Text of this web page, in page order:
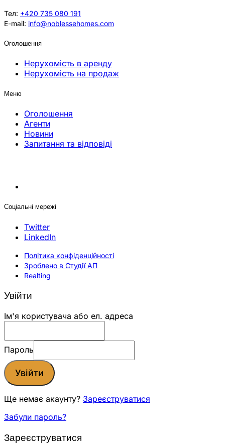
Тел: +420 735 080 191
E-mail: info@noblessehomes.com
Оголошення
Нерухомість в аренду
Нерухомість на продаж
Меню
Оголошення
Агенти
Новини
Запитання та відповіді
Соціальні мережі
Twitter
LinkedIn
Політика конфіденційності
Зроблено в Студії АП
Realting
Увійти
Ім'я користувача або ел. адреса
Пароль
Увійти
Ще немає акаунту? Зареєструватися
Забули пароль?
Зареєструватися